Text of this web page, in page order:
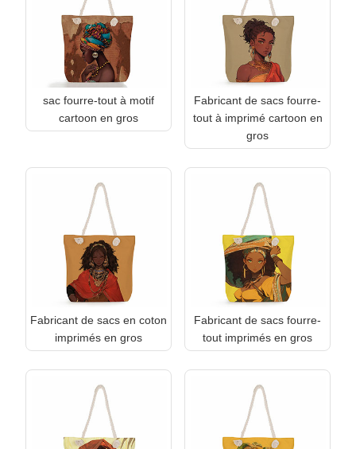
sac fourre-tout à motif
cartoon en gros
Fabricant de sacs fourre-
tout à imprimé cartoon en
gros
Fabricant de sacs en coton
imprimés en gros
Fabricant de sacs fourre-
tout imprimés en gros